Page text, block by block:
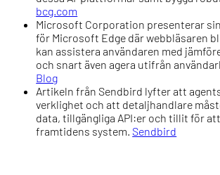
bcg.com
Microsoft Corporation presenterar
för Microsoft Edge där webbläsaren
kan assistera användaren med
och snart även agera utifrån
Blog
Artikeln från Sendbird lyfter att
verklighet och att detaljhandlare
data, tillgängliga API:er och tillit för
framtidens system. Sendbird